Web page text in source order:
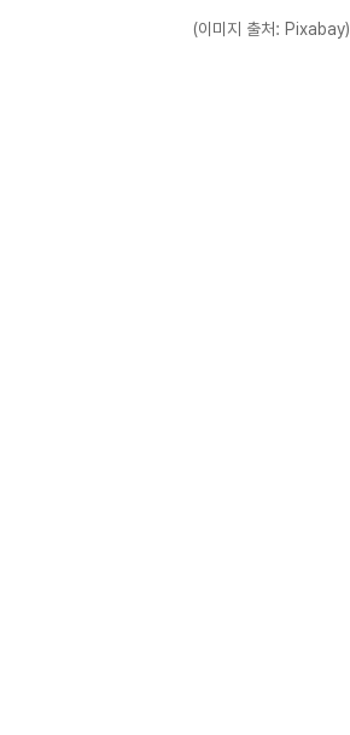
(이미지 출처: Pixabay)